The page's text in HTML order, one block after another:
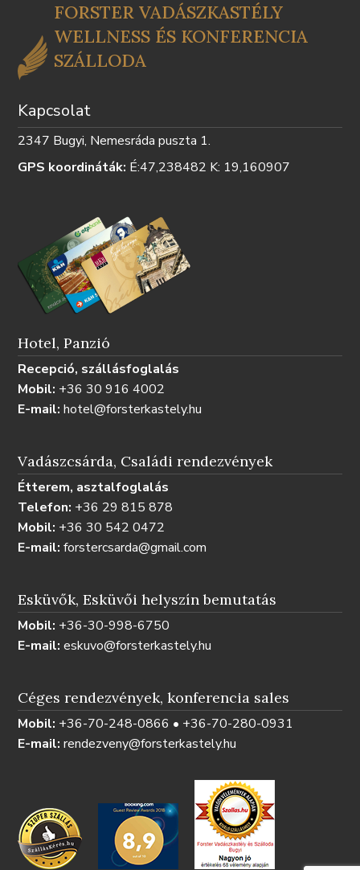
FORSTER VADÁSZKASTÉLY
WELLNESS ÉS KONFERENCIA
SZÁLLODA
Kapcsolat
2347 Bugyi, Nemesráda puszta 1.
GPS koordináták: É:47,238482 K: 19,160907
Hotel, Panzió
Recepció, szállásfoglalás
Mobil: +36 30 916 4002
E-mail: hotel@forsterkastely.hu
Vadászcsárda, Családi rendezvények
Étterem, asztalfoglalás
Telefon: +36 29 815 878
Mobil: +36 30 542 0472
E-mail: forstercsarda@gmail.com
Esküvők, Esküvői helyszín bemutatás
Mobil: +36-30-998-6750
E-mail: eskuvo@forsterkastely.hu
Céges rendezvények, konferencia sales
Mobil: +36-70-248-0866 • +36-70-280-0931
E-mail:rendezveny@forsterkastely.hu